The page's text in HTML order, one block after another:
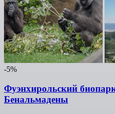
-5%
Фуэнхирольский
Бенальмадены